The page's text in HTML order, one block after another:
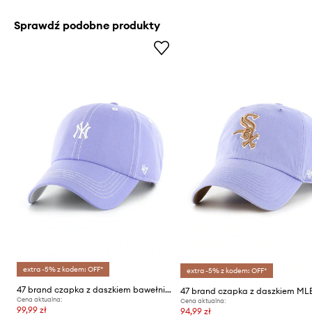
Sprawdź podobne produkty
extra -5% z kodem: OFF*
47 brand czapka z daszkiem bawełniana MLB New York Yankees
Cena aktualna:
99,99 zł
extra -5% z kodem: OFF*
Cena aktualna:
94,99 zł